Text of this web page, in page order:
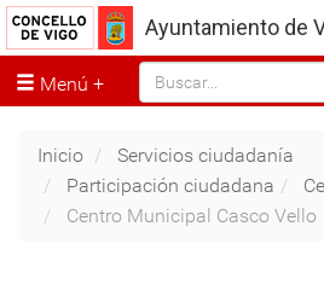
Ayuntamiento de
Menú
Inicio
Servicios ciudadanía
Participación ciudadana
Centro Municipal Casco Vello